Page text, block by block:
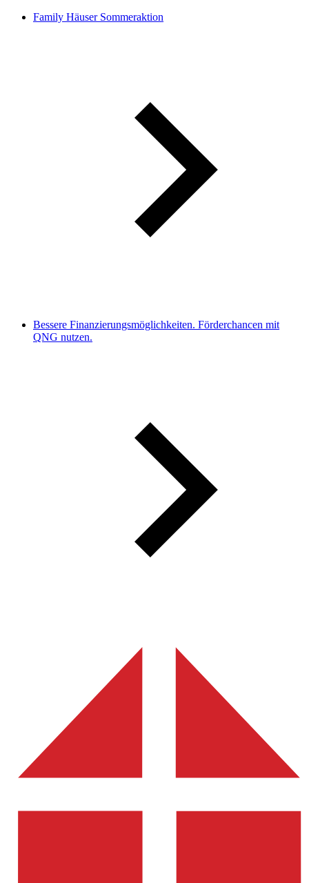
Family Häuser Sommeraktion
Bessere Finanzierungsmöglichkeiten. Förderchancen mit
QNG nutzen.